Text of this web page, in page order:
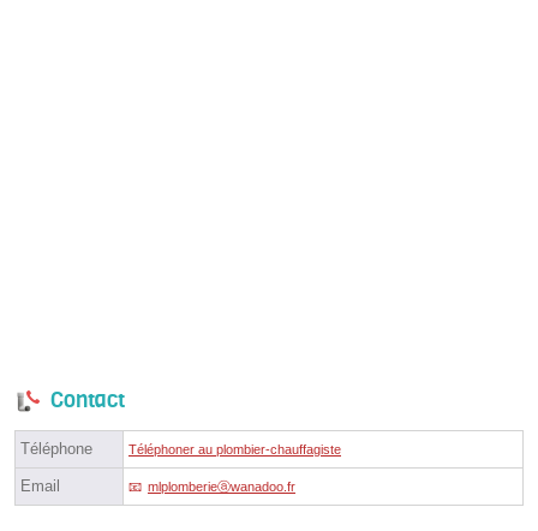
Contact
Téléphone Téléphoner au plombier-chauffagiste
Email mlplomberieⓐwanadoo.fr